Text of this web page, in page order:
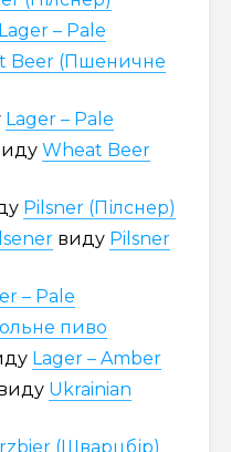
Lager – Pale
Beer (Пшеничне
Lager – Pale
Wheat Beer
Pilsner (Пілснер)
виду Pilsner
– Pale
пиво
Lager – Amber
Ukrainian
(Шварцбір)